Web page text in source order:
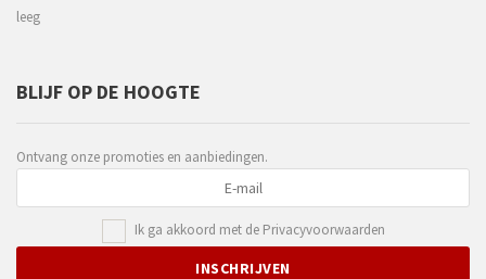
leeg
BLIJF OP DE HOOGTE
Ontvang onze promoties en aanbiedingen.
Ik ga akkoord met de Privacyvoorwaarden